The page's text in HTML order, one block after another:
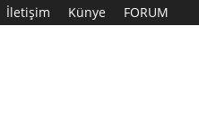
İletişim Künye FORUM